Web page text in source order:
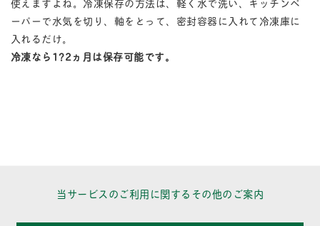
ーパーで水気を切り、軸をとって、密封容器に入れて冷凍庫に
入れるだけ。
冷凍なら1?2ヵ月は保存可能です。
当サービスのご利用に関するその他のご案内